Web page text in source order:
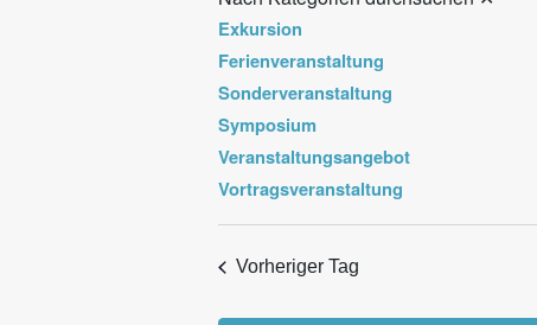
Exkursion
Ferienveranstaltung
Sonderveranstaltung
Symposium
Veranstaltungsangebot
Vortragsveranstaltung
Vorheriger Tag